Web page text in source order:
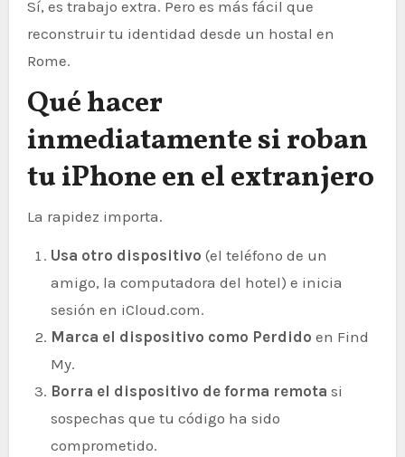
Sí, es trabajo extra. Pero es más fácil que
reconstruir tu identidad desde un hostal en
Rome.
Qué hacer
inmediatamente si roban
tu iPhone en el extranjero
La rapidez importa.
Usa otro dispositivo (el teléfono de un
amigo, la computadora del hotel) e inicia
sesión en iCloud.com.
Marca el dispositivo como Perdido en Find
My.
Borra el dispositivo de forma remota si
sospechas que tu código ha sido
comprometido.